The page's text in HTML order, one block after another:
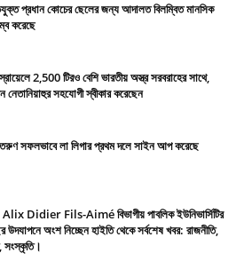
প্রধান কোচের ছেলের জন্য আদালত বিলম্বিত মানসিক
করেছে
2,500 টিরও বেশি ভারতীয় অস্ত্র সরবরাহের সাথে,
নেতানিয়াহুর সহযোগী স্বীকার করেছেন
তরুণ সফলভাবে লা লিগার প্রথম দলে সাইন আপ করেছে
Didier Fils-Aimé বিভাগীয় পাবলিক ইউনিভার্সিটির
উদযাপনে অংশ নিচ্ছেন হাইতি থেকে সর্বশেষ খবর: রাজনীতি,
সংস্কৃতি।